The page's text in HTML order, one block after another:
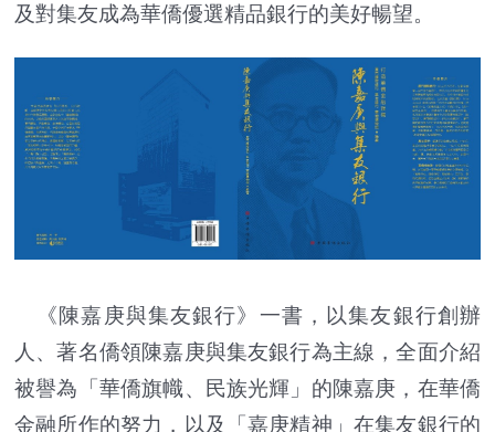
及對集友成為華僑優選精品銀行的美好暢望。
《陳嘉庚與集友銀行》一書，以集友銀行創辦
人、著名僑領陳嘉庚與集友銀行為主線，全面介紹
被譽為「華僑旗幟、民族光輝」的陳嘉庚，在華僑
金融所作的努力，以及「嘉庚精神」在集友銀行的